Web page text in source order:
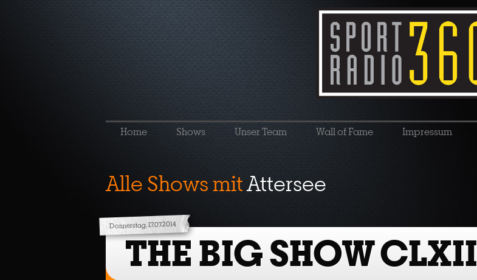
Home Shows Unser Team Wall of Fame Impressum
Alle Shows mitAttersee
Donnerstag, 17.07.2014
THE BIG SHOW CLXII